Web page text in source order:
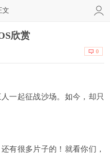
文
欣赏
0
一起征战沙场。如今，却只
有很多片子的！就看你们，